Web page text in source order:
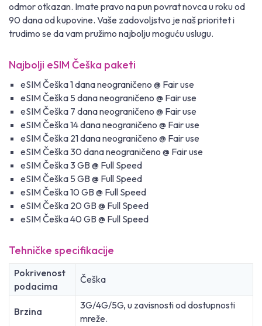
odmor otkazan. Imate pravo na pun povrat novca u roku od
90 dana od kupovine. Vaše zadovoljstvo je naš prioritet i
trudimo se da vam pružimo najbolju moguću uslugu.
Najbolji eSIM Češka paketi
eSIM Češka 1 dana neograničeno @ Fair use
eSIM Češka 5 dana neograničeno @ Fair use
eSIM Češka 7 dana neograničeno @ Fair use
eSIM Češka 14 dana neograničeno @ Fair use
eSIM Češka 21 dana neograničeno @ Fair use
eSIM Češka 30 dana neograničeno @ Fair use
eSIM Češka 3 GB @ Full Speed
eSIM Češka 5 GB @ Full Speed
eSIM Češka 10 GB @ Full Speed
eSIM Češka 20 GB @ Full Speed
eSIM Češka 40 GB @ Full Speed
Tehničke specifikacije
Pokrivenost
podacima
Češka
Brzina
3G/4G/5G, u zavisnosti od dostupnosti
mreže.